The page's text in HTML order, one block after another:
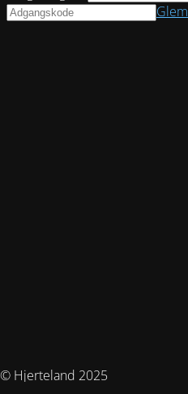
© Hjerteland 2025